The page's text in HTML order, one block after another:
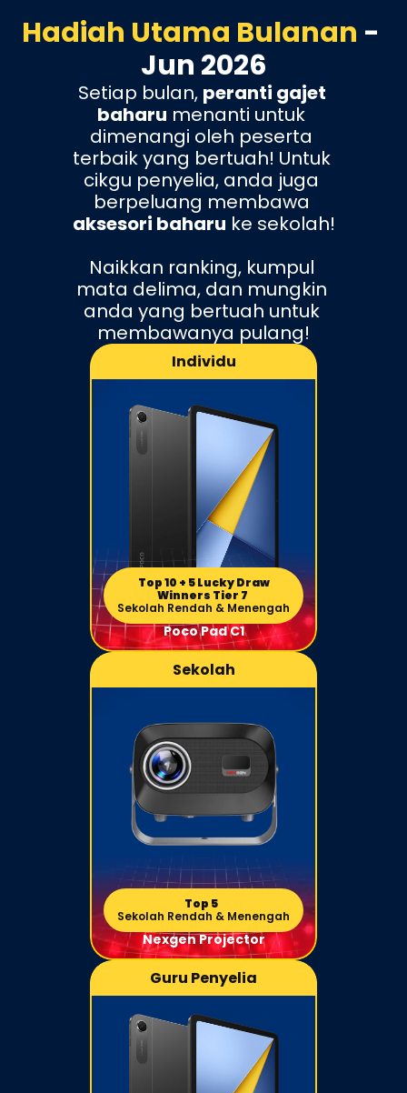
Hadiah Utama Bulanan -
Jun 2026
Setiap bulan, peranti gajet
baharu menanti untuk
dimenangi oleh peserta
terbaik yang bertuah! Untuk
cikgu penyelia, anda juga
aksesori baharu ke sekolah!
Naikkan ranking, kumpul
mata delima, dan mungkin
anda yang bertuah untuk
membawanya pulang!
Individu
Top 10 + 5 Lucky Draw
Winners Tier 7
Sekolah Rendah & Menengah
Poco Pad C1
Sekolah
Top 5
Sekolah Rendah & Menengah
Nexgen Projector
Guru Penyelia